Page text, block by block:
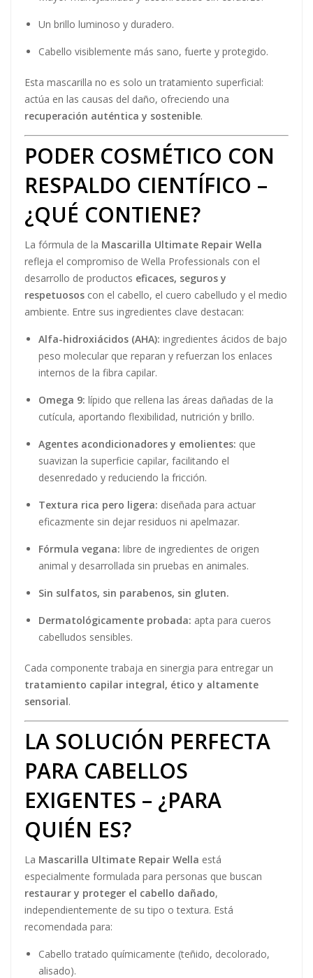
Un brillo luminoso y duradero.
Cabello visiblemente más sano, fuerte y protegido.
Esta mascarilla no es solo un tratamiento superficial:
actúa en las causas del daño, ofreciendo una
recuperación auténtica y sostenible.
PODER COSMÉTICO CON
RESPALDO CIENTÍFICO –
¿QUÉ CONTIENE?
La fórmula de la Mascarilla Ultimate Repair Wella
refleja el compromiso de Wella Professionals con el
desarrollo de productos eficaces, seguros y
respetuosos con el cabello, el cuero cabelludo y el medio
ambiente. Entre sus ingredientes clave destacan:
Alfa-hidroxiácidos (AHA): ingredientes ácidos de bajo
peso molecular que reparan y refuerzan los enlaces
internos de la fibra capilar.
Omega 9: lípido que rellena las áreas dañadas de la
cutícula, aportando flexibilidad, nutrición y brillo.
Agentes acondicionadores y emolientes: que
suavizan la superficie capilar, facilitando el
desenredado y reduciendo la fricción.
Textura rica pero ligera: diseñada para actuar
eficazmente sin dejar residuos ni apelmazar.
Fórmula vegana: libre de ingredientes de origen
animal y desarrollada sin pruebas en animales.
Sin sulfatos, sin parabenos, sin gluten.
Dermatológicamente probada: apta para cueros
cabelludos sensibles.
Cada componente trabaja en sinergia para entregar un
tratamiento capilar integral, ético y altamente
sensorial.
LA SOLUCIÓN PERFECTA
PARA CABELLOS
EXIGENTES – ¿PARA
QUIÉN ES?
La Mascarilla Ultimate Repair Wella está
especialmente formulada para personas que buscan
restaurar y proteger el cabello dañado,
independientemente de su tipo o textura. Está
recomendada para:
Cabello tratado químicamente (teñido, decolorado,
alisado).